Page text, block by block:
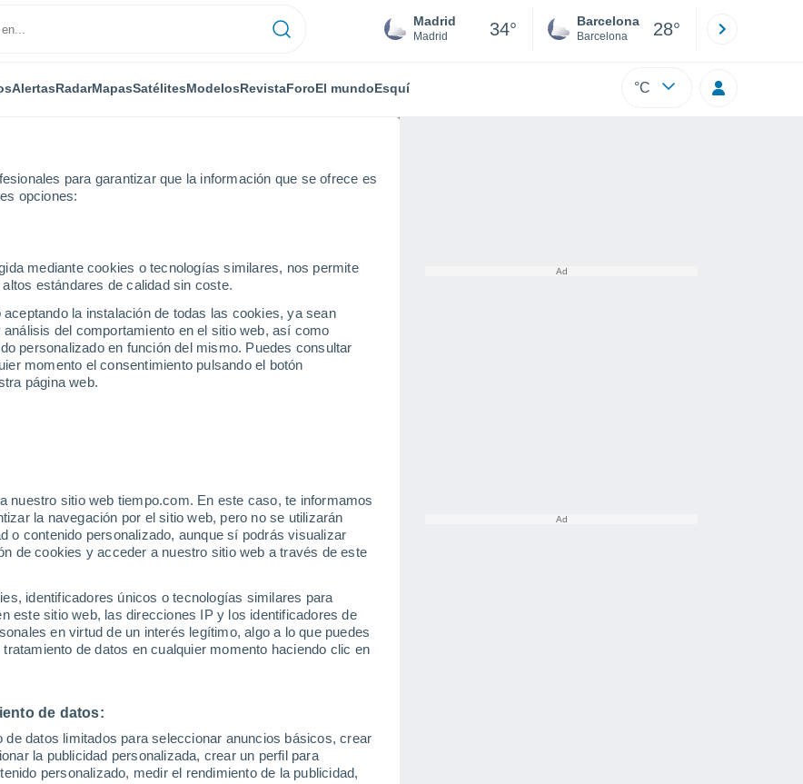
para garantizar que la información que se ofrece es
opciones:
mediante cookies o tecnologías similares, nos permite
estándares de calidad sin coste.
la instalación de todas las cookies, ya sean
del comportamiento en el sitio web, así como
personalizado en función del mismo. Puedes consultar
momento el consentimiento pulsando el botón
página web.
nuestro sitio web tiempo.com. En este caso, te informamos
la navegación por el sitio web, pero no se utilizarán
o contenido personalizado, aunque sí podrás visualizar
de cookies y acceder a nuestro sitio web a través de este
identificadores únicos o tecnologías similares para
este sitio web, las direcciones IP y los identificadores de
en virtud de un interés legítimo, algo a lo que puedes
de datos en cualquier momento haciendo clic en
de datos:
datos limitados para seleccionar anuncios básicos, crear
la publicidad personalizada, crear un perfil para
personalizado, medir el rendimiento de la publicidad,
Madrid
Madrid 34° Barcelona
Barcelona 28°
AlertasRadarMapasSatélitesModelosRevistaForoEl mundoEsquí °C
magnético
14 Feb 2019
el nuevo norte magnético para teléfonos inteligentes
vez en 1831, hemos sabido que el norte magnético
del campo magnético de la Tierra para la detección de
lograr estimaciones rápidas y precisas de los campos
datos tomados en múltiples puntos de
potencialmente la detección de cambios causados ??por
Sur no evidencia una reversión del campo magnético de la
Tierra sirve como escudo contra la radiación peligrosa del
flujo de partículas cargadas del Sol. Desde 1840, año en